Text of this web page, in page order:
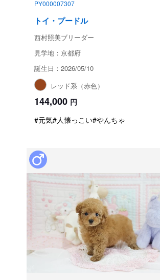
PY000007307
トイ・プードル
西村照美ブリーダー
見学地：京都府
誕生日：2026/05/10
レッド系（赤色）
144,000 円
#元気#人懐っこい#やんちゃ